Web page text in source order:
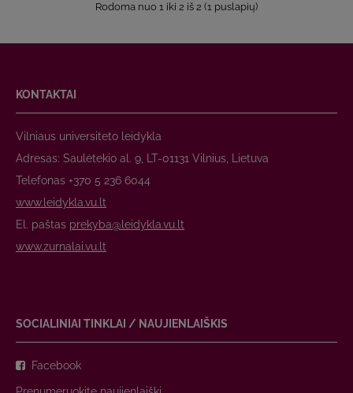
Rodoma nuo 1 iki 2 iš 2 (1 puslapių)
KONTAKTAI
Vilniaus universiteto leidykla
Adresas: Saulėtekio al. 9, LT-01131 Vilnius, Lietuva
Telefonas +370 5 236 6044
www.leidykla.vu.lt
El. paštas prekyba@leidykla.vu.lt
www.zurnalai.vu.lt
SOCIALINIAI TINKLAI / NAUJIENLAIŠKIS
Facebook